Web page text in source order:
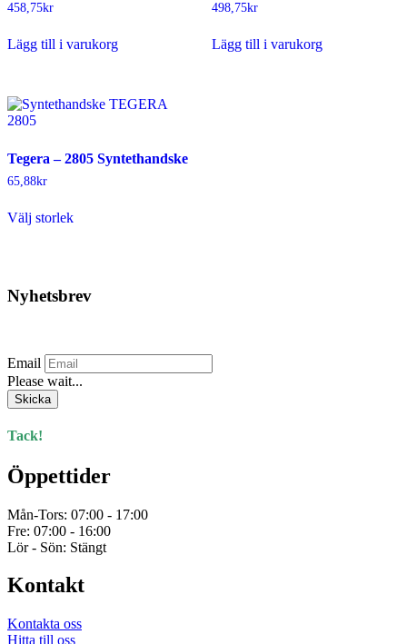
458,75kr
Lägg till i varukorg
498,75kr
Lägg till i varukorg
Tegera – 2805 Syntethandske
65,88kr
Välj storlekhär
De
väljas
på
Nyhetsbrev
Email
Please wait...
Skicka
Tack!
Öppettider
Mån-Tors: 07:00 - 17:00
Fre: 07:00 - 16:00
Lör - Sön: Stängt
Kontakt
Kontakta oss
Hitta till oss